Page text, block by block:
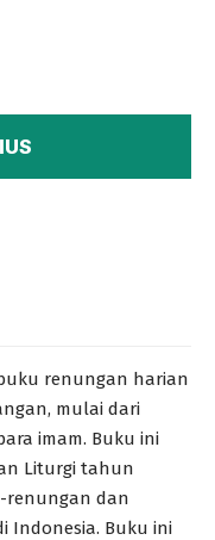
renungan harian
mulai dari
imam. Buku ini
Liturgi tahun
renungan dan
Indonesia. Buku ini